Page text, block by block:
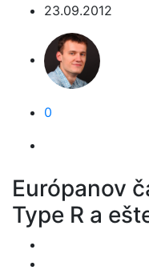
23.09.2012
0
Európanov
Type R a